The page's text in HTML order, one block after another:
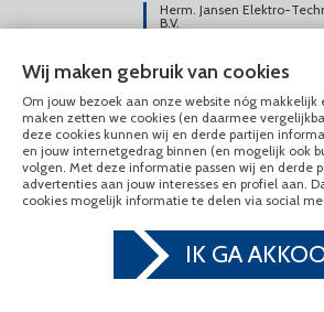
Herm. Jansen Elektro-
B.V.
1046 AM Amsterdam
DIRECT CONTACT
OPNEMEN
020-6175225
MAIL ONS
© Herm. Jansen Elektro-Techniek B.V.
Wij maken gebruik van cookies
Om jouw bezoek aan onze website nóg makkelijk
maken zetten we cookies (en daarmee
deze cookies kunnen wij en derde partijen
en jouw internetgedrag binnen (en mogelijk ook
volgen. Met deze informatie passen wij en derde
advertenties aan jouw interesses en profiel aan.
cookies mogelijk informatie te delen via social
IK GA